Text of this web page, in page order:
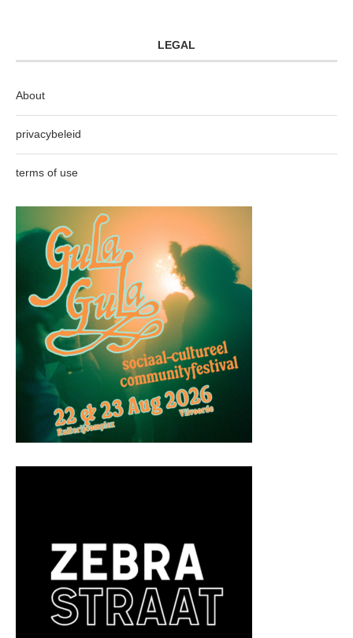
LEGAL
About
privacybeleid
terms of use